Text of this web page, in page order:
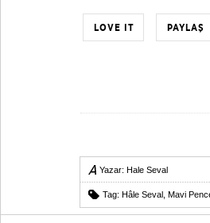
LOVE IT PAYLAŞ
Yazar: Hale Seval
Tag: Hâle Seval Mavi